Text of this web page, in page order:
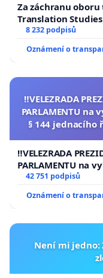
Za záchranu oboru
Translation
University
8 232 podpisů
Oznámení o
‼️VELEZRADA
PARLAMENTU
§ 144
‼️VELEZRADA
PARLAMENTU na
144 jednacího
usnesení k
republiky
42 751 podpisů
Oznámení o
Není mi jedno: